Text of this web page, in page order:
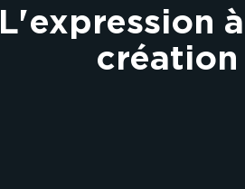
L'expression